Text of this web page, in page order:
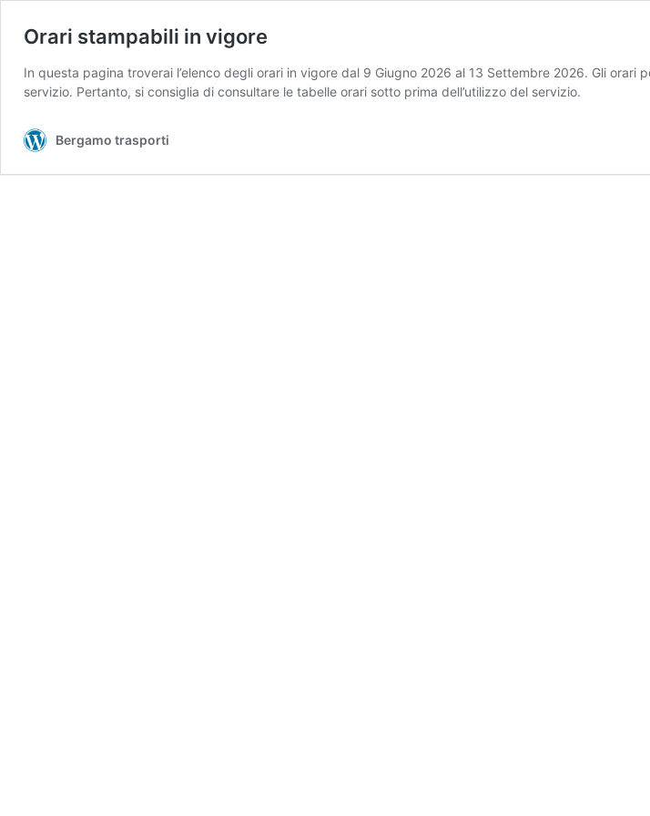
Orari stampabili in vigore
In questa pagina troverai l’elenco degli orari in vigore dal 9 Giugno 2026 al 13 Settembre 2026. Gli
servizio. Pertanto, si consiglia di consultare le tabelle orari sotto prima dell’utilizzo del servizio.
Bergamo trasporti